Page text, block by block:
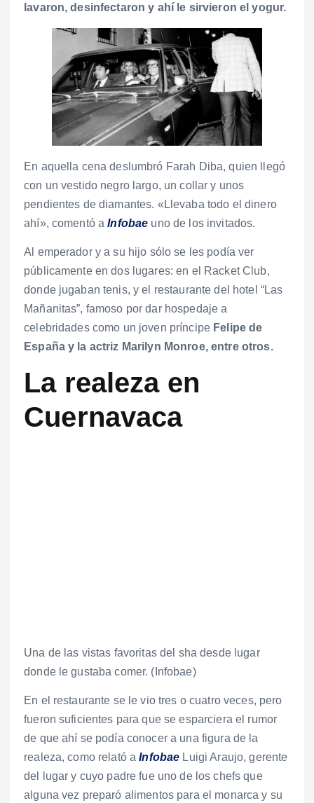
lavaron, desinfectaron y ahí le sirvieron el yogur.
En aquella cena deslumbró Farah Diba, quien llegó
con un vestido negro largo, un collar y unos
pendientes de diamantes. «Llevaba todo el dinero
ahí», comentó aInfobae uno de los invitados.
Al emperador y a su hijo sólo se les podía ver
públicamente en dos lugares: en el Racket Club,
donde jugaban tenis, y el restaurante del hotel “Las
Mañanitas”, famoso por dar hospedaje a
celebridades como un joven príncipe Felipe de
España y la actriz Marilyn Monroe, entre otros.
La realeza en
Cuernavaca
Una de las vistas favoritas del sha desde lugar
donde le gustaba comer. (Infobae)
En el restaurante se le vio tres o cuatro veces, pero
fueron suficientes para que se esparciera el rumor
de que ahí se podía conocer a una figura de la
realeza, como relató aInfobae Luigi Araujo, gerente
del lugar y cuyo padre fue uno de los chefs que
alguna vez preparó alimentos para el monarca y su